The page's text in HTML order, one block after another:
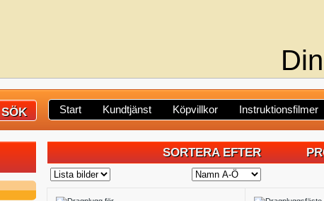
Start Kundtjänst Köpvillkor Instruktionsfilmer
SORTERA EFTER